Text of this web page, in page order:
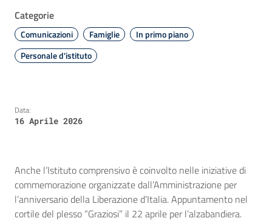
Categorie
Comunicazioni Famiglie
In primo piano
Personale d'istituto
Data:
16 Aprile 2026
Anche l’Istituto comprensivo è coinvolto nelle iniziative di
commemorazione organizzate dall’Amministrazione per
l’anniversario della Liberazione d’Italia. Appuntamento nel
cortile del plesso “Graziosi” il 22 aprile per l’alzabandiera.